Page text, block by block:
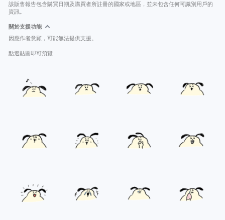
該販售報告包含購買日期及購買者所註冊的國家或地區，並未包含任何可識別用戶的
資訊。
關於支援功能
因應作者意願，可能無法提供支援。
點選貼圖即可預覽